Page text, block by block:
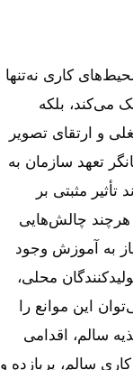
کاری نه‌تنها
می‌کند، بلکه
و ارتقای تصویر
تعهد سازمان به
مثبتی بر
هرچند چالش‌هایی
به آموزش وجود
محلی،
این موانع را
سالم، اقدامی
سالم، پربازده و